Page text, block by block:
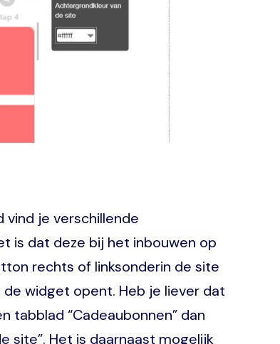
je verschillende
is dat deze bij het inbouwen op
rechts of linksonderin de site
widget opent. Heb je liever dat
“Cadeaubonnen” dan
site”. Het is daarnaast mogelijk